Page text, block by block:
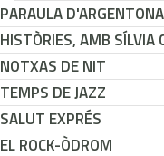
PARAULA D'ARGENTONA
HISTÒRIES, AMB SÍLVIA
NOTXAS DE NIT
TEMPS DE JAZZ
SALUT EXPRÉS
EL ROCK-ÒDROM